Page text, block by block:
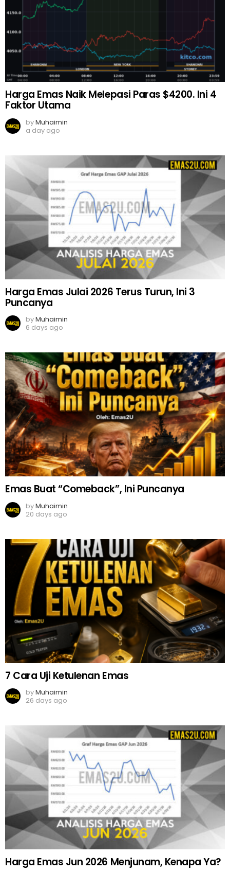
Harga Emas Naik Melepasi Paras $4200. Ini 4
Faktor Utama
byMuhaimin
a day ago
Harga Emas Julai 2026 Terus Turun, Ini 3
Puncanya
byMuhaimin
6 days ago
Emas Buat “Comeback”, Ini Puncanya
byMuhaimin
20 days ago
7 Cara Uji Ketulenan Emas
byMuhaimin
26 days ago
Harga Emas Jun 2026 Menjunam, Kenapa Ya?